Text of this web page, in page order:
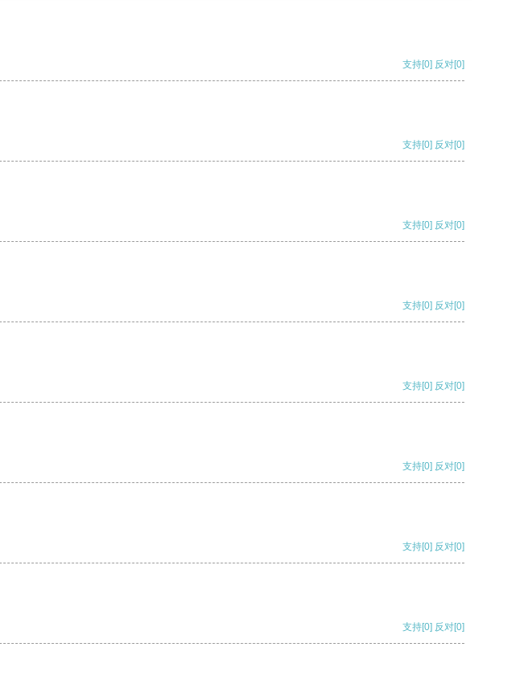
支持[0] 反对[0]
支持[0] 反对[0]
支持[0] 反对[0]
支持[0] 反对[0]
支持[0] 反对[0]
支持[0] 反对[0]
支持[0] 反对[0]
支持[0] 反对[0]